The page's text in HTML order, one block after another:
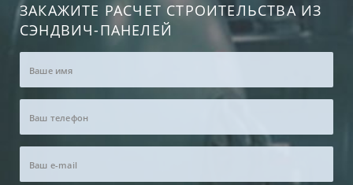
ЗАКАЖИТЕ РАСЧЕТ СТРОИТЕЛЬСТВА ИЗ
СЭНДВИЧ-ПАНЕЛЕЙ